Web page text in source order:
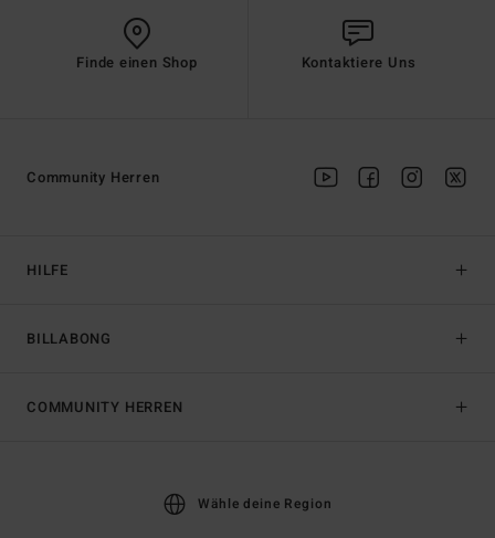
Finde einen Shop Kontaktiere Uns
HILFE
BILLABONG
Community Herren
COMMUNITY HERREN
Wähle deine Region